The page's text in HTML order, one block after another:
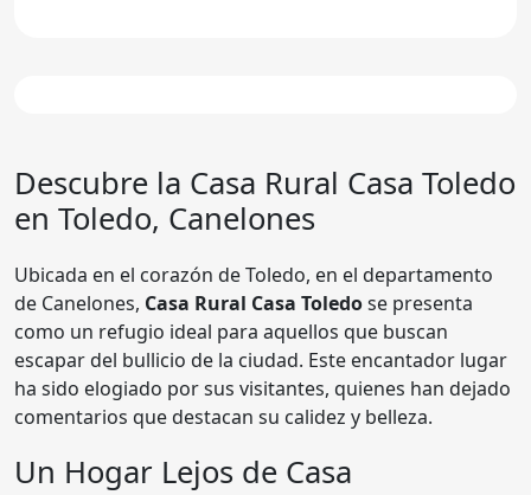
Descubre la Casa Rural Casa Toledo
en Toledo, Canelones
Ubicada en el corazón de Toledo, en el departamento
de Canelones, Casa Rural Casa Toledose presenta
como un refugio ideal para aquellos que buscan
escapar del bullicio de la ciudad. Este encantador lugar
ha sido elogiado por sus visitantes, quienes han dejado
comentarios que destacan su calidez y belleza.
Un Hogar Lejos de Casa